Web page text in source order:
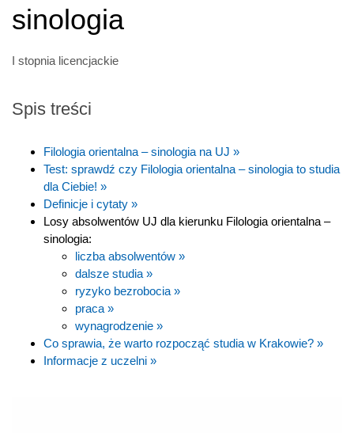
sinologia
I stopnia licencjackie
Spis treści
Filologia orientalna – sinologia na UJ »
Test: sprawdź czy Filologia orientalna – sinologia to studia
dla Ciebie! »
Definicje i cytaty »
Losy absolwentów UJ dla kierunku Filologia orientalna –
sinologia:
liczba absolwentów »
dalsze studia »
ryzyko bezrobocia »
praca »
wynagrodzenie »
Co sprawia, że warto rozpocząć studia w Krakowie? »
Informacje z uczelni »